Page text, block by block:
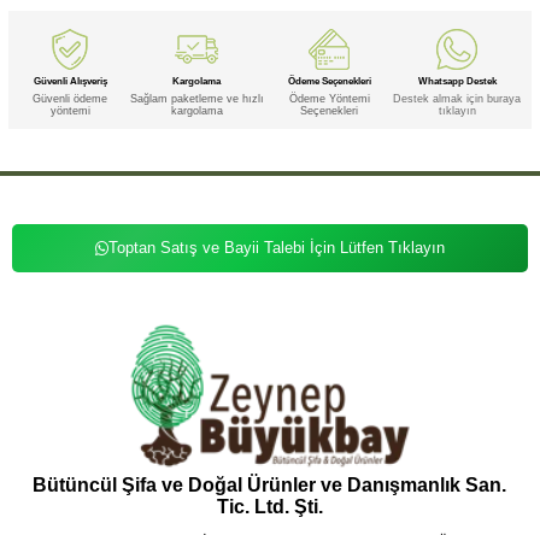
Güvenli Alışveriş
Güvenli ödeme
yöntemi
Kargolama
Sağlam paketleme ve hızlı
kargolama
Ödeme Seçenekleri
Ödeme Yöntemi
Seçenekleri
Whatsapp Destek
Destek almak için buraya
tıklayın
Toptan Satış ve Bayii Talebi İçin Lütfen Tıklayın
Bütüncül Şifa ve Doğal Ürünler ve Danışmanlık San.
Tic. Ltd. Şti.